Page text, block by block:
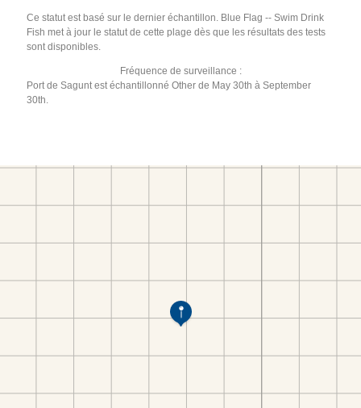
Ce statut est basé sur le dernier échantillon. Blue Flag -- Swim Drink
Fish met à jour le statut de cette plage dès que les résultats des tests
sont disponibles.
Fréquence de surveillance :
Port de Sagunt est échantillonné Other de May 30th à September
30th.